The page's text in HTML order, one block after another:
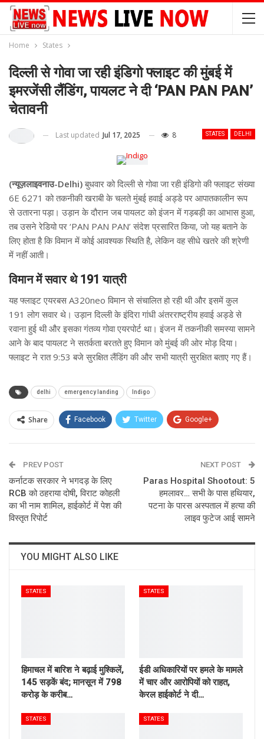
Home States
दिल्ली से गोवा जा रही इंडिगो फ्लाइट की मुंबई में
इमरजेंसी लैंडिंग, पायलट ने दी ‘PAN PAN PAN’
चेतावनी
STATES DELHI
Last updated Jul 17, 2025 8
(न्यूज़लाइवनाउ-Delhi)बुधवार को दिल्ली से गोवा जा रही इंडिगो की फ्लाइट संख्या
6E 6271 को तकनीकी खराबी के चलते मुंबई हवाई अड्डे पर आपातकालीन रूप
से उतारना पड़ा। उड़ान के दौरान जब पायलट को इंजन में गड़बड़ी का आभास हुआ,
तब उसने रेडियो पर ‘PAN PAN PAN’ संदेश प्रसारित किया, जो यह बताने के
लिए होता है कि विमान में कोई आवश्यक स्थिति है, लेकिन वह सीधे खतरे की श्रेणी
में नहीं आती।
विमान में सवार थे 191 यात्री
यह फ्लाइट एयरबस A320neo विमान से संचालित हो रही थी और इसमें कुल
191 लोग सवार थे। उड़ान दिल्ली के इंदिरा गांधी अंतरराष्ट्रीय हवाई अड्डे से
रवाना हुई थी और इसका गंतव्य गोवा एयरपोर्ट था। इंजन में तकनीकी समस्या सामने
आने के बाद पायलट ने सतर्कता बरतते हुए विमान को मुंबई की ओर मोड़ दिया।
फ्लाइट ने रात 9:53 बजे सुरक्षित लैंडिंग की और सभी यात्री सुरक्षित बताए गए हैं।
delhi emergency landing Indigo
Share Facebook Twitter Google+
Email
PREV POST
कर्नाटक सरकार ने भगदड़ के लिए
RCB को ठहराया दोषी, विराट कोहली
का भी नाम शामिल, हाईकोर्ट में पेश की
विस्तृत रिपोर्ट
NEXT POST
Paras Hospital Shootout: 5
हमलावर… सभी के पास हथियार,
पटना के पारस अस्पताल में हत्या की
लाइव फुटेज आई सामने
YOU MIGHT ALSO LIKE
STATES
हिमाचल में बारिश ने बढ़ाई मुश्किलें,
145 सड़कें बंद; मानसून में 798
करोड़ के करीब…
STATES
ईडी अधिकारियों पर हमले के मामले
में चार और आरोपियों को राहत,
केरल हाईकोर्ट ने दी…
STATES STATES